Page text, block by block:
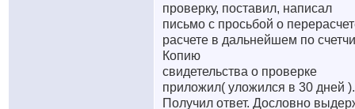
проверку, поставил, написал
письмо с просьбой о
расчете в дальнейшем по
Копию
свидетельства о проверке
приложил( уложился в 30 дней ).
Получил ответ. Дословно